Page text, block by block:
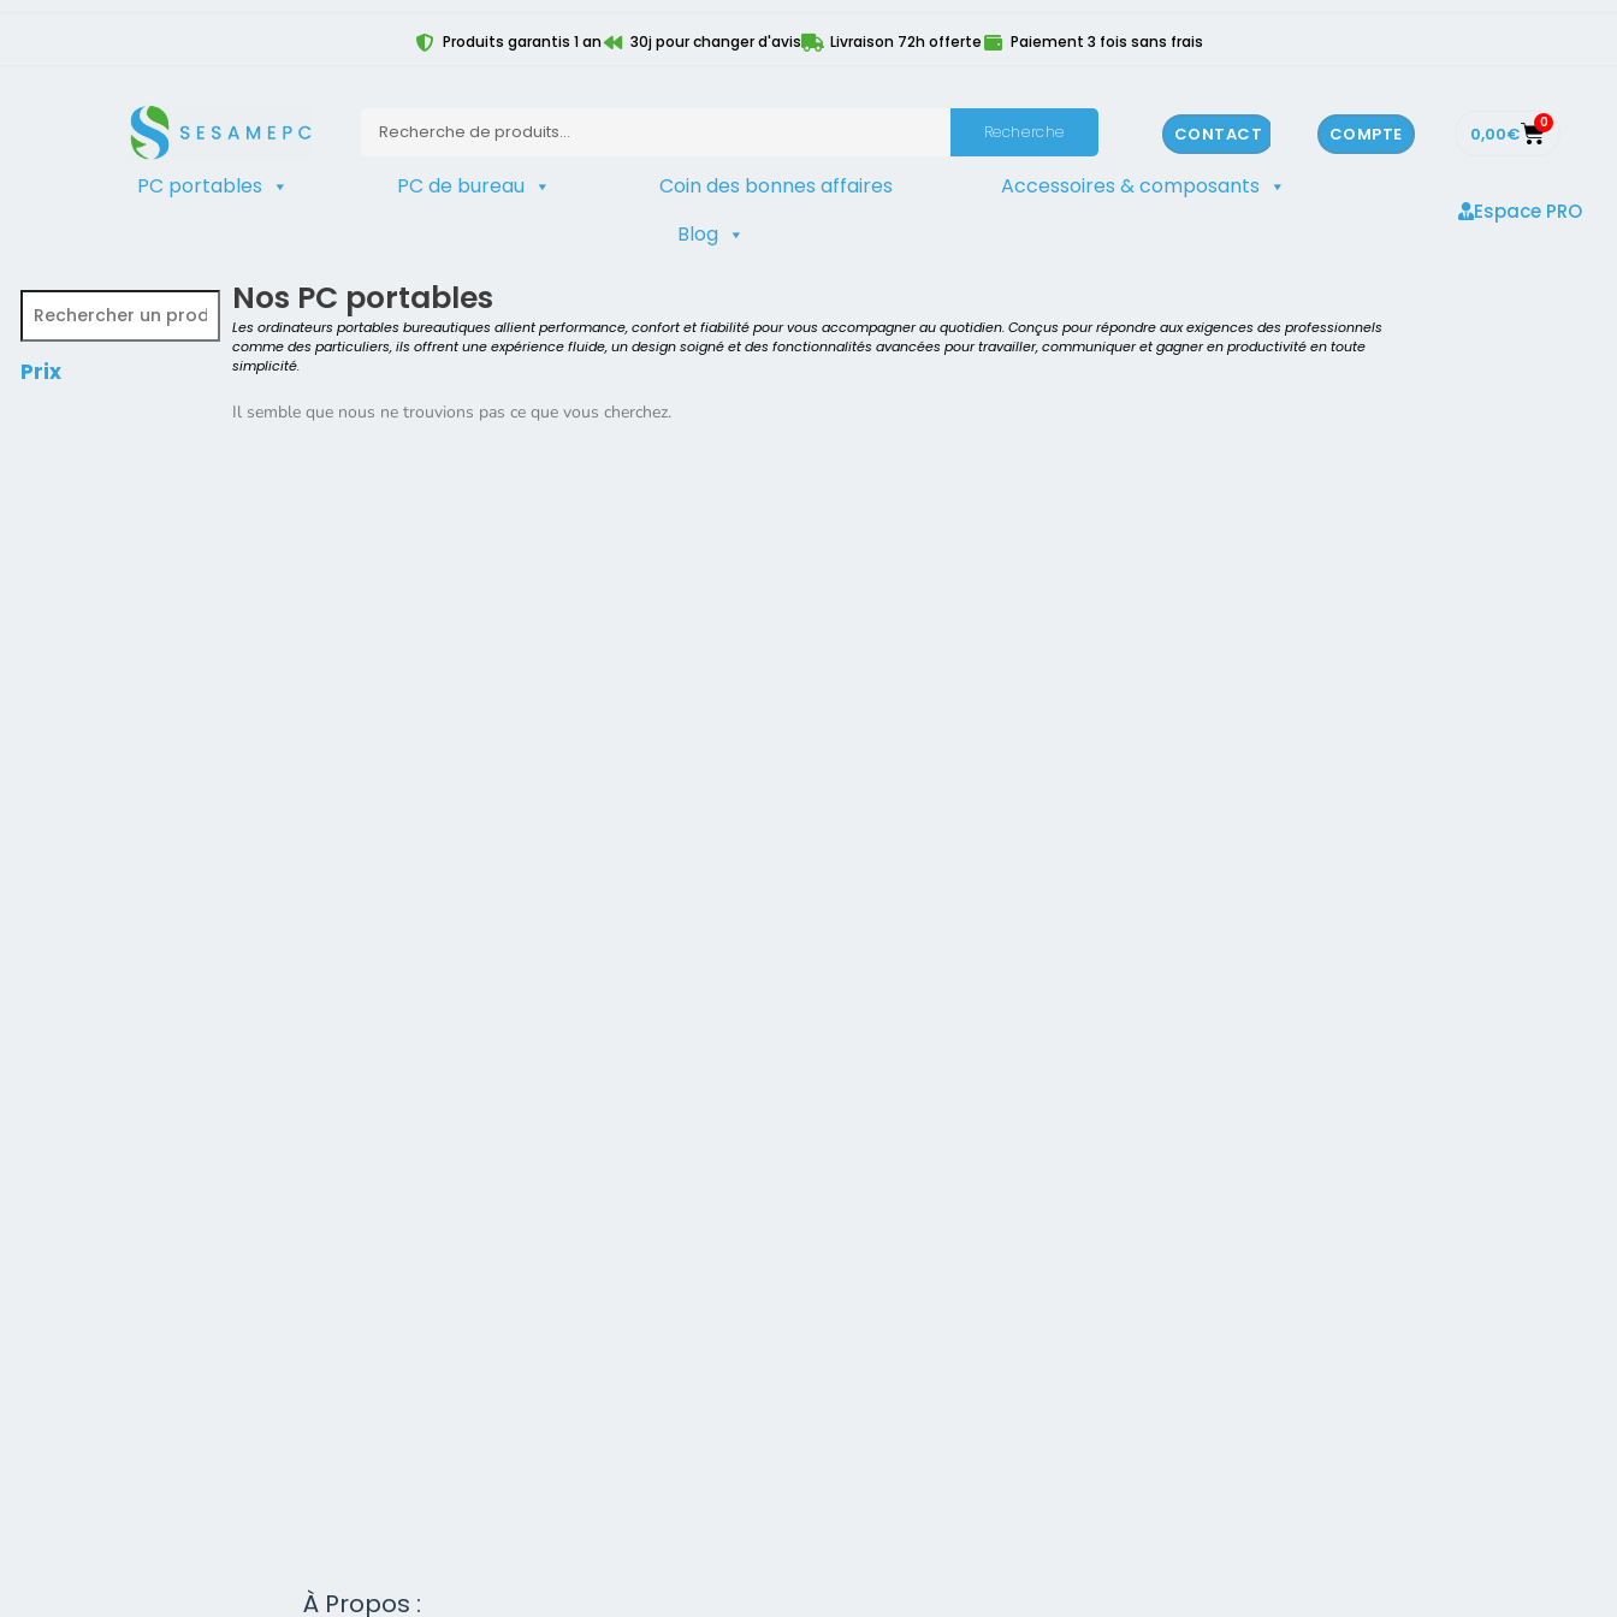
Produits garantis 1 an 30j pour changer d'avis Livraison 72h offerte Paiement 3 fois sans frais
Recherche CONTACT COMPTE 0,00€ 0
PC portables PC de bureau Coin des bonnes affaires
Accessoires & composants
Blog
Espace PRO
Prix
Nos PC portables
Les ordinateurs portables bureautiques allient performance, confort et fiabilité pour vous accompagner au quotidien. Conçus pour répondre aux exigences des professionnels
comme des particuliers, ils offrent une expérience fluide, un design soigné et des fonctionnalités avancées pour travailler, communiquer et gagner en productivité en toute
simplicité.
Il semble que nous ne trouvions pas ce que vous cherchez.
À Propos :